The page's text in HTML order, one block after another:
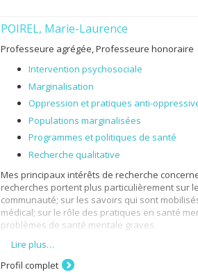
2. les pratiques collaboratives et
3. la pédagogie en travail social et la création
Travailleuse sociale de formation, j’ai une
m’intéresse aux liens entre les processus
sociale et les actions/interactions situés,
problèmes importants de santé mentale et
critiques et structurelles, particulièrement en
de recherche et d’enseignement est
des formations relationnelles, axées sur les
critiques, ethnographiques et qualitatives.
POIREL, Marie-Laurence
Professeure agrégée, Professeure honoraire
Intervention psychosociale
Marginalisation
Oppression et pratiques anti-
Populations marginalisées
Programmes et politiques de santé
Recherche qualitative
Mes principaux intérêts de recherche
recherches portent plus particulièrement sur
communauté; sur les savoirs qui sont
médical; sur le rôle des pratiques en santé
problèmes de santé mentale graves.
Je m’intéresse aussi à la construction des
stigmatisation ainsi qu’aux stratégies de
formes contemporaines de la subjectivité.
Lire plus…
Profil complet